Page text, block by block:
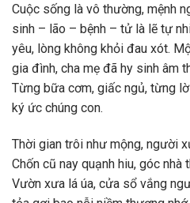
Cuộc sống là vô thường, mệnh
sinh – lão – bệnh – tử là lẽ tự
yêu, lòng không khỏi đau xót.
gia đình, cha mẹ đã hy sinh âm
Từng bữa cơm, giấc ngủ, từng
ký ức chúng con.
Thời gian trôi như mộng, người
Chốn cũ nay quạnh hiu, góc nhà
Vườn xưa lá úa, cửa sổ vắng